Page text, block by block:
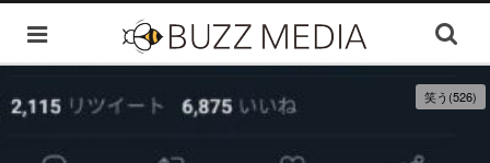
笑う(526)